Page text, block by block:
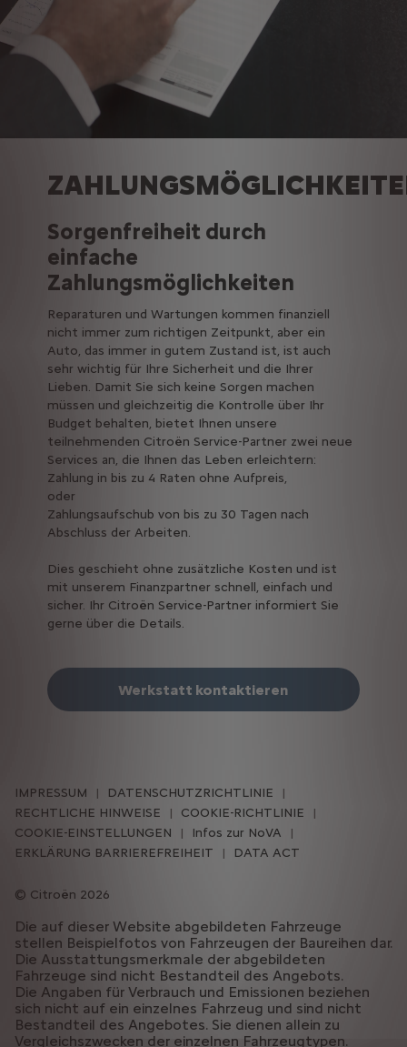
Sorgenfreiheit durch
einfache
Zahlungsmöglichkeiten
Reparaturen und Wartungen kommen finanziell
nicht immer zum richtigen Zeitpunkt, aber ein
Auto, das immer in gutem Zustand ist, ist auch
sehr wichtig für Ihre Sicherheit und die Ihrer
Lieben. Damit Sie sich keine Sorgen machen
müssen und gleichzeitig die Kontrolle über Ihr
Budget behalten, bietet Ihnen unsere
teilnehmenden Citroën Service-Partner zwei neue
Services an, die Ihnen das Leben erleichtern:
Zahlung in bis zu 4 Raten ohne Aufpreis,
oder
Zahlungsaufschub von bis zu 30 Tagen nach
Abschluss der Arbeiten.
Dies geschieht ohne zusätzliche Kosten und ist
mit unserem Finanzpartner schnell, einfach und
sicher. Ihr Citroën Service-Partner informiert Sie
gerne über die Details.
Werkstatt kontaktieren
Citroën 2026
IMPRESSUM
DATENSCHUTZRICHTLINIE
RECHTLICHE HINWEISE
COOKIE-RICHTLINIE
COOKIE-EINSTELLUNGEN
Infos zur NoVA
ERKLÄRUNG BARRIEREFREIHEIT
DATA ACT
Die auf dieser Website abgebildeten Fahrzeuge
stellen Beispielfotos von Fahrzeugen der Baureihen dar.
Die Ausstattungsmerkmale der abgebildeten
Fahrzeuge sind nicht Bestandteil des Angebots.
Die Angaben für Verbrauch und Emissionen beziehen
sich nicht auf ein einzelnes Fahrzeug und sind nicht
Bestandteil des Angebotes. Sie dienen allein zu
Vergleichszwecken der einzelnen Fahrzeugtypen.